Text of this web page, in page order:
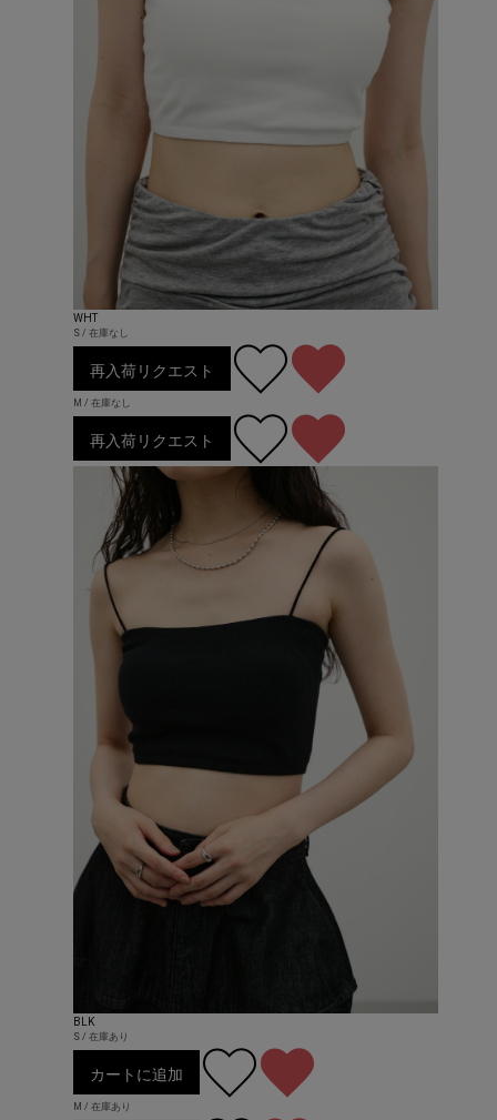
WHT
S / 在庫なし
再入荷リクエスト
M / 在庫なし
再入荷リクエスト
BLK
S / 在庫あり
カートに追加
M / 在庫あり